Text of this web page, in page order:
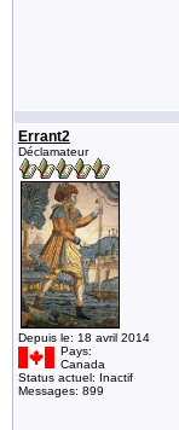
Errant2
Déclamateur
Depuis le: 18 avril 2014
Pays:
Canada
Status actuel: Inactif
Messages: 899